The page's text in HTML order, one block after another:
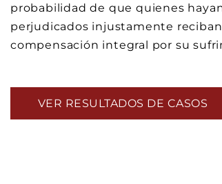
probabilidad de que quienes
perjudicados injustamente
compensación integral por su
VER RESULTADOS DE CASOS